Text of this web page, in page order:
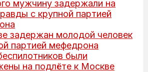
мужчину задержали на
с крупной партией
задержан молодой человек
партией мефедрона
были
на подлёте к Москве